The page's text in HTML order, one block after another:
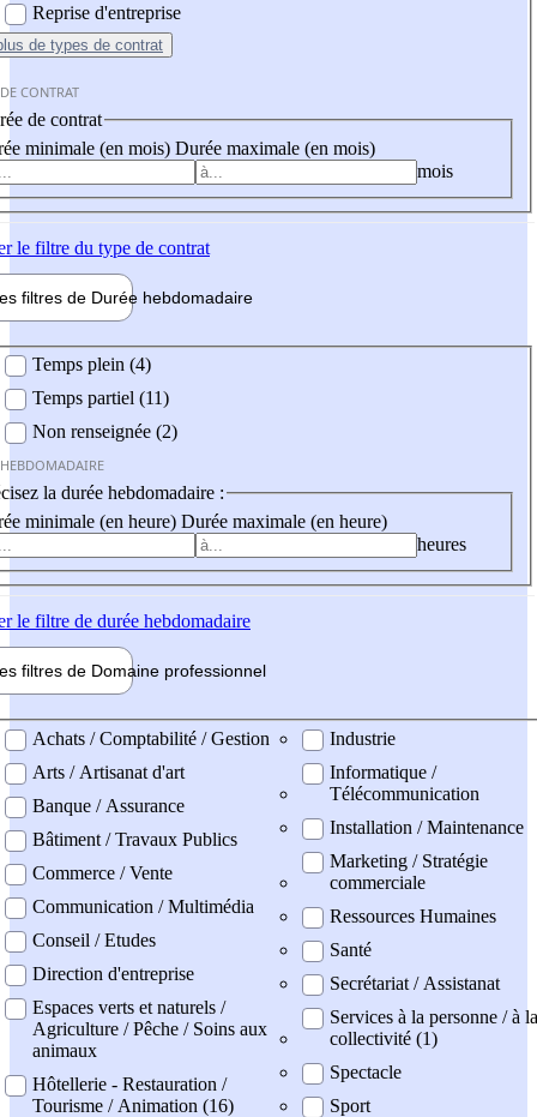
Reprise d'entreprise
de types de contrat
CONTRAT
de contrat
minimale (en mois) Durée maximale (en mois)
mois
le filtre du type de contrat
filtres de Durée hebdomadaire
Temps plein (4)
Temps partiel (11)
Non renseignée (2)
la durée hebdomadaire :
minimale (en heure) Durée maximale (en heure)
heures
le filtre de durée hebdomadaire
filtres de Domaine professionnel
professionel
Achats / Comptabilité / Gestion
Arts / Artisanat d'art
Banque / Assurance
Bâtiment / Travaux Publics
Commerce / Vente
Communication / Multimédia
Conseil / Etudes
Direction d'entreprise
Espaces verts et naturels /
Agriculture / Pêche / Soins aux
animaux
Hôtellerie - Restauration /
Tourisme / Animation (16)
Industrie
Informatique /
Télécommunication
Installation / Maintenance
Marketing / Stratégie
commerciale
Ressources Humaines
Santé
Secrétariat / Assistanat
Services à la personne / à la
collectivité (1)
Spectacle
Sport